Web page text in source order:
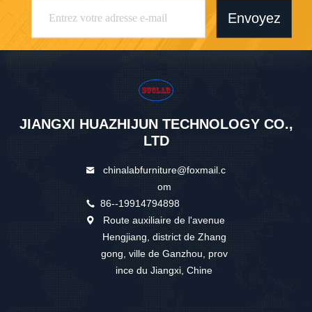
Envoyez
JIANGXI HUAZHIJUN TECHNOLOGY CO.,
LTD
chinalabfurniture@foxmail.c
om
86--19914794898
Route auxiliaire de l'avenue
Hengjiang, district de Zhang
gong, ville de Ganzhou, prov
ince du Jiangxi, Chine